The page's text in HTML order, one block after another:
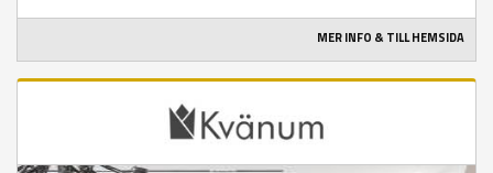
MER INFO & TILL HEMSIDA